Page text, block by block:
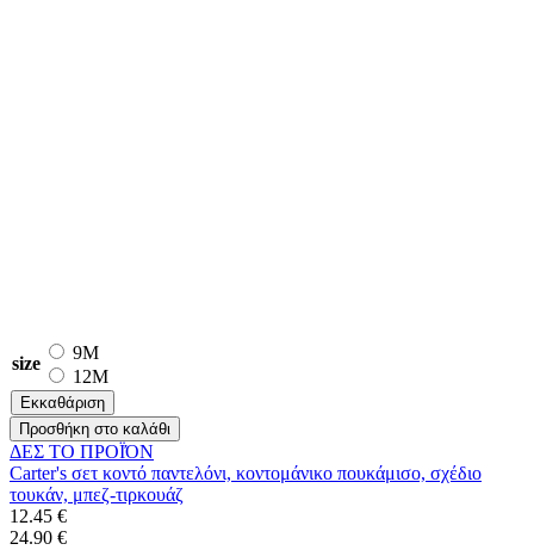
size
9M
12M
Εκκαθάριση
Προσθήκη στο καλάθι
ΔΕΣ ΤO ΠΡΟΪΌΝ
Carter's σετ κοντό παντελόνι, κοντομάνικο πουκάμισο, σχέδιο
τουκάν, μπεζ-τιρκουάζ
12.45 €
24.90 €